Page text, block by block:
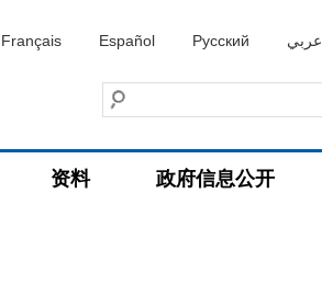
Français Español Русский عربي
资料 政府信息公开